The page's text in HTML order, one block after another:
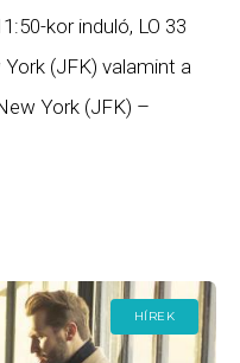
kor induló, LO 33
(JFK) valamint a
York (JFK) –
HÍREK